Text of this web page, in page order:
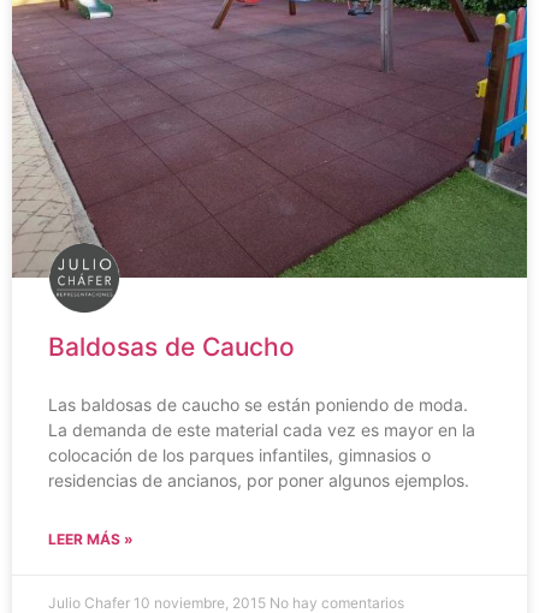
Baldosas de Caucho
Las baldosas de caucho se están poniendo de moda.
La demanda de este material cada vez es mayor en la
colocación de los parques infantiles, gimnasios o
residencias de ancianos, por poner algunos ejemplos.
LEER MÁS »
Julio Chafer 10 noviembre, 2015 No hay comentarios